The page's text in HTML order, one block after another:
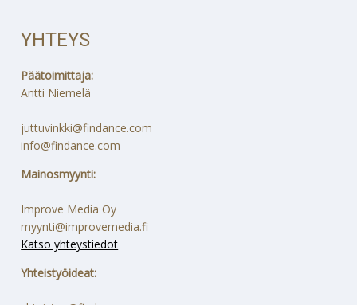
YHTEYS
Päätoimittaja:
Antti Niemelä
juttuvinkki@findance.com
info@findance.com
Mainosmyynti:
Improve Media Oy
myynti@improvemedia.fi
Katso yhteystiedot
Yhteistyöideat: